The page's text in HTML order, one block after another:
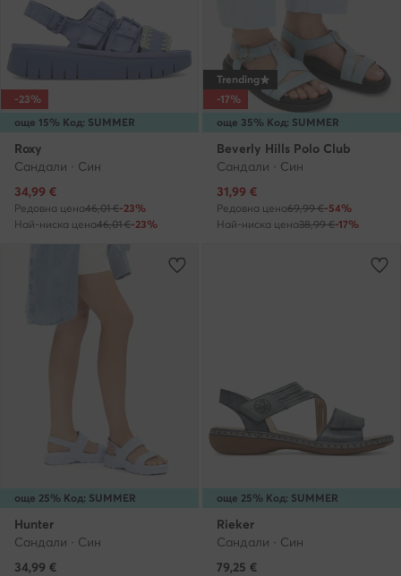
още 15% Код: SUMMER
-23%
Roxy
Сандали · Син
Актуална цена
34,99 €
Редовна цена46,01 €-23%
Най-ниска цена46,01 €-23%
още 35% Код: SUMMER
Trending
-17%
Beverly Hills Polo Club
Сандали · Син
Актуална цена
31,99 €
Редовна цена69,99 €-54%
Най-ниска цена38,99 €-17%
още 25% Код: SUMMER
Hunter
Сандали · Син
34,99 €
още 25% Код: SUMMER
Rieker
Сандали · Син
79,25 €